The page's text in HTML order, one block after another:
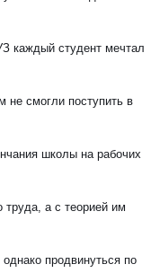
каждый студент мечтал
не смогли поступить в
школы на рабочих
труда, а с теорией им
продвинуться по